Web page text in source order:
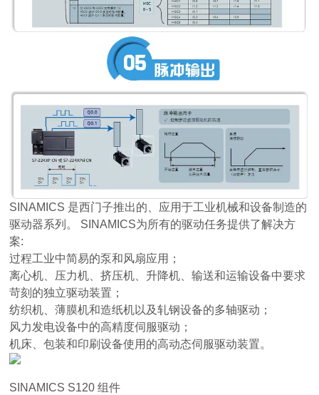
SINAMICS 是西门子推出的、应用于工业机械和设备制造的
驱动器系列。 SINAMICS为所有的驱动任务提供了解决方
案:
过程工业中简易的泵和风扇应用；
离心机、压力机、挤压机、升降机、输送和运输设备中要求
苛刻的独立驱动装置；
纺织机、薄膜机和造纸机以及轧钢设备的多轴驱动；
风力发电设备中的高精度伺服驱动；
机床、包装和印刷设备使用的高动态伺服驱动装置。
SINAMICS S120 组件